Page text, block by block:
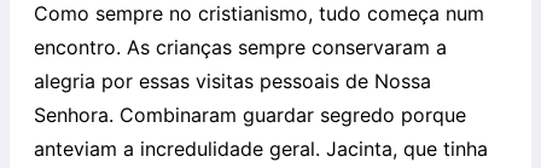
Como sempre no cristianismo, tudo começa num
encontro. As crianças sempre conservaram a
alegria por essas visitas pessoais de Nossa
Senhora. Combinaram guardar segredo porque
anteviam a incredulidade geral. Jacinta, que tinha